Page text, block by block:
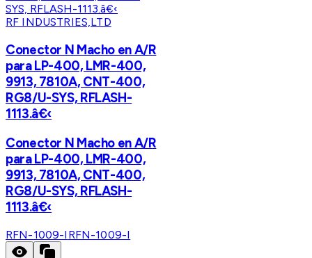
RF INDUSTRIES,LTD
Conector N Macho en A/R
para LP-400, LMR-400,
9913, 7810A, CNT-400,
RG8/U-SYS, RFLASH-
1113.â€‹
Conector N Macho en A/R
para LP-400, LMR-400,
9913, 7810A, CNT-400,
RG8/U-SYS, RFLASH-
1113.â€‹
RFN-1009-I RFN-1009-I